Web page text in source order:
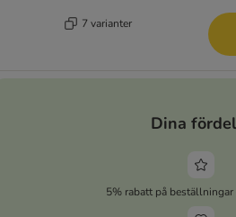
7 varianter
Dina
5% rabatt på